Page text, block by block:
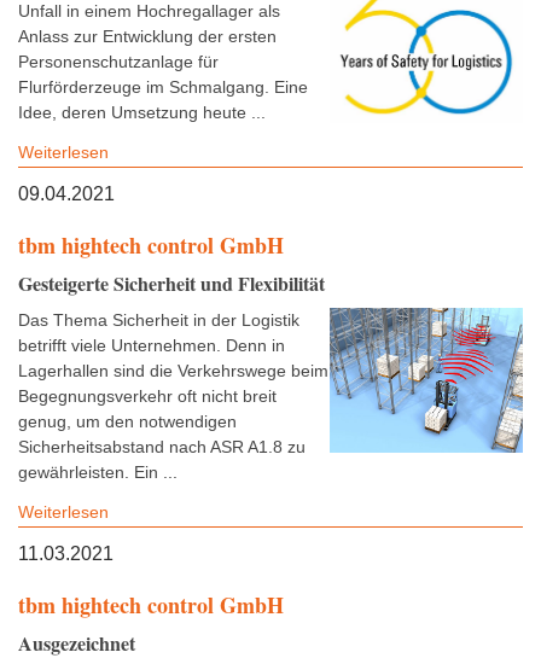
Unfall in einem Hochregallager als
Anlass zur Entwicklung der ersten
Personenschutzanlage für
Flurförderzeuge im Schmalgang. Eine
Idee, deren Umsetzung heute ...
Weiterlesen
09.04.2021
tbm hightech control GmbH
Gesteigerte Sicherheit und Flexibilität
Das Thema Sicherheit in der Logistik
betrifft viele Unternehmen. Denn in
Lagerhallen sind die Verkehrswege beim
Begegnungsverkehr oft nicht breit
genug, um den notwendigen
Sicherheitsabstand nach ASR A1.8 zu
gewährleisten. Ein ...
Weiterlesen
11.03.2021
tbm hightech control GmbH
Ausgezeichnet